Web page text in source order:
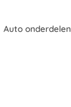
Auto onderdelen